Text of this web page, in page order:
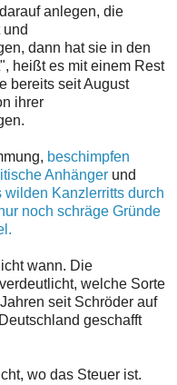
anlegen, die
dann hat sie in den
heißt es mit einem Rest
bereits seit August
ihrer
beschimpfen
Anhänger und
wilden Kanzlerritts durch
noch schräge Gründe
wann. Die
welche Sorte
seit Schröder auf
geschafft
wo das Steuer ist.